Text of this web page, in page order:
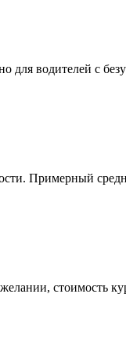
для водителей с
Примерный
стоимость